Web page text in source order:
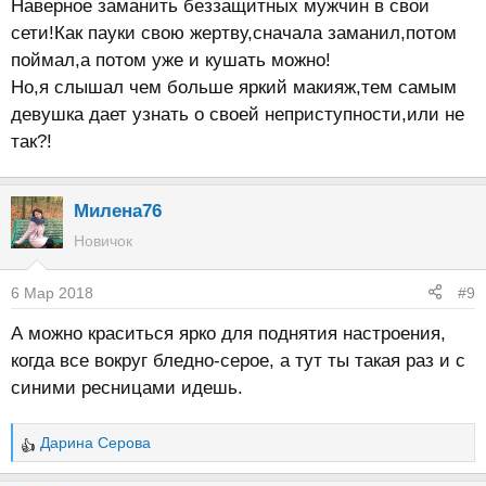
Наверное заманить беззащитных мужчин в свои
сети!Как пауки свою жертву,сначала заманил,потом
поймал,а потом уже и кушать можно!
Но,я слышал чем больше яркий макияж,тем самым
девушка дает узнать о своей неприступности,или не
так?!
Милена76
Новичок
6 Мар 2018 #9
А можно краситься ярко для поднятия настроения,
когда все вокруг бледно-серое, а тут ты такая раз и с
синими ресницами идешь.
Р
е
Дарина Серова